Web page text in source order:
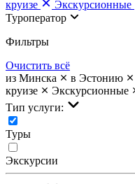
круизе
Экскурсионные
Туроператор
Фильтры
Очистить всё
из Минска
в Эстонию
круизе
Экскурсионные
Тип услуги:
Туры
Экскурсии